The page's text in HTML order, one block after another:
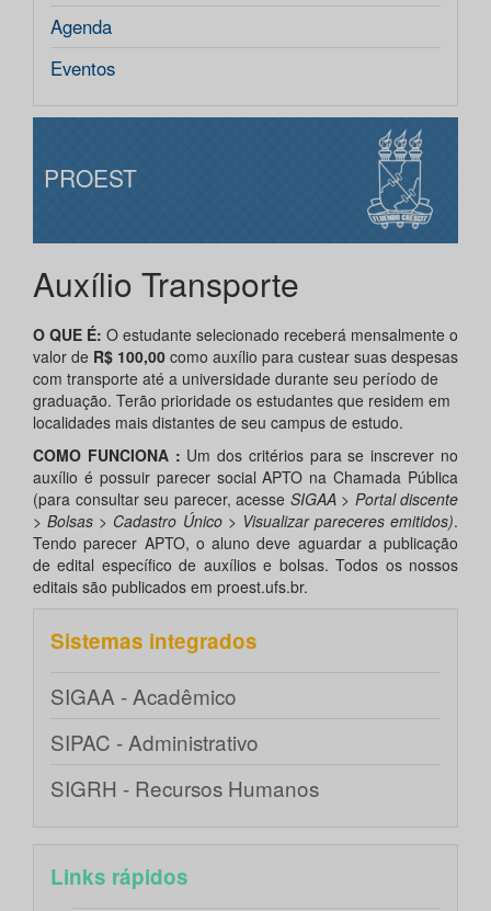
Agenda
Eventos
PROEST
Auxílio Transporte
O QUE É: O estudante selecionado receberá mensalmente o
valor de R$ 100,00 como auxílio para custear suas despesas
com transporte até a universidade durante seu período de
graduação. Terão prioridade os estudantes que residem em
localidades mais distantes de seu campus de estudo.
COMO FUNCIONA : Um dos critérios para se inscrever no
auxílio é possuir parecer social APTO na Chamada Pública
(para consultar seu parecer, acesse SIGAA > Portal discente
> Bolsas > Cadastro Único > Visualizar pareceres emitidos).
Tendo parecer APTO, o aluno deve aguardar a publicação
de edital específico de auxílios e bolsas. Todos os nossos
editais são publicados em proest.ufs.br.
Sistemas integrados
SIGAA - Acadêmico
SIPAC - Administrativo
SIGRH - Recursos Humanos
Links rápidos